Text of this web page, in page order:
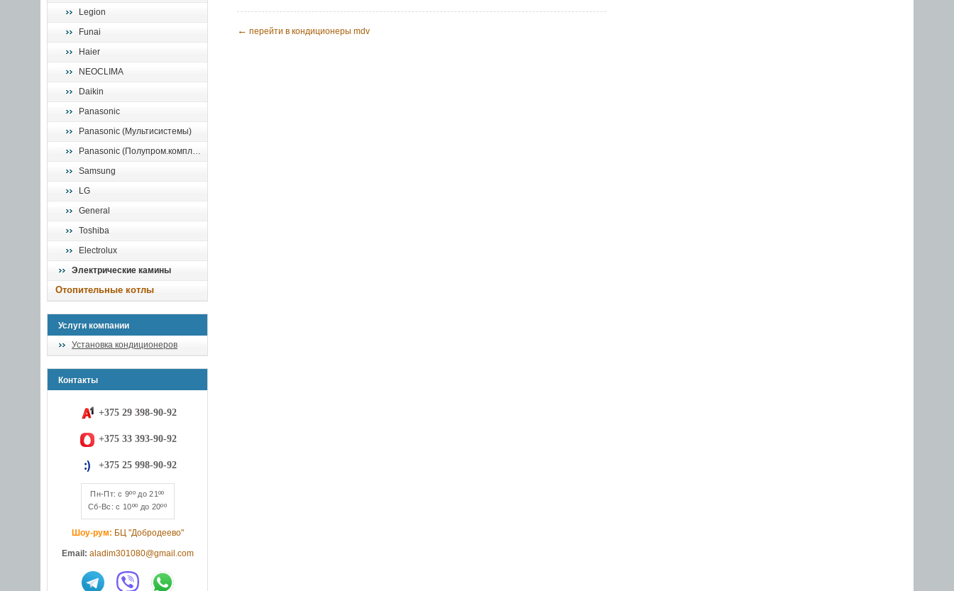
Legion
Funai
Haier
NEOCLIMA
Daikin
Panasonic
Panasonic (Мультисистемы)
Panasonic (Полупром.комплекты)
Samsung
LG
General
Toshiba
Electrolux
Электрические камины
Отопительные котлы
Услуги компании
Установка кондиционеров
Контакты
+375 29 398-90-92
+375 33 393-90-92
+375 25 998-90-92
Пн-Пт: с 9ºº до 21ºº
Сб-Вс: с 10ºº до 20ºº
Шоу-рум: БЦ "Добродеево"
Email: aladim301080@gmail.com
← перейти в кондиционеры mdv